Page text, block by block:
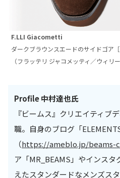
F.LLI Giacometti
ダークブラウンスエードのサイドゴア
（フラッテリ ジャコメッティ／ウィリ
Profile中村達也氏
『ビームス』クリエイティブ
職。自身のブログ「ELEMENTS
（https://ameblo.jp/beams-
ア「MR_BEAMS」やインス
えたスタンダードなメンズスタ